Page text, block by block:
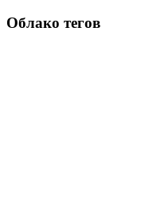
Облако тегов